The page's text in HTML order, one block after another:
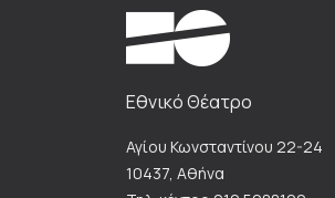
Εθνικό Θέατρο
Αγίου Κωνσταντίνου 22-24
10437, Αθήνα